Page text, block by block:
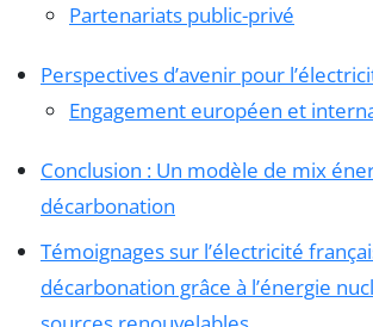
Partenariats public-privé
Perspectives d’avenir pour
Engagement européen et
Conclusion : Un modèle de mix
décarbonation
Témoignages sur l’électricité
décarbonation grâce à l’énergie